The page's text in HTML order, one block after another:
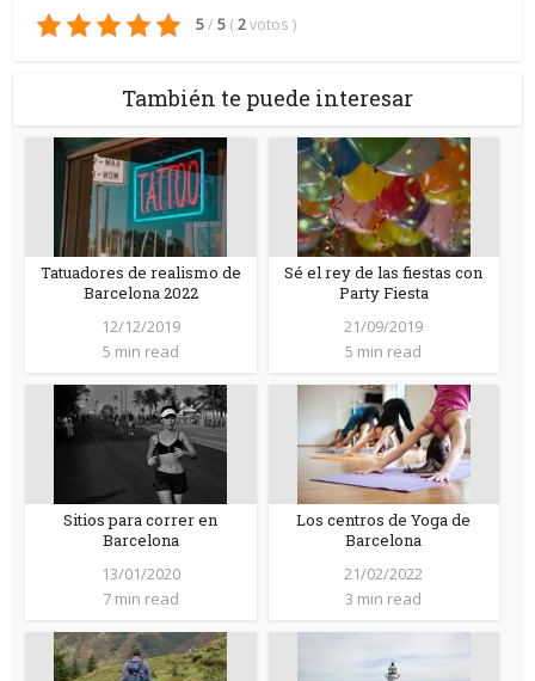
5/ 5 (2votos )
También te puede interesar
Tatuadores de realismo de
Barcelona 2022
12/12/2019
5 min read
Sé el rey de las fiestas con
Party Fiesta
21/09/2019
5 min read
Sitios para correr en
Barcelona
13/01/2020
7 min read
Los centros de Yoga de
Barcelona
21/02/2022
3 min read